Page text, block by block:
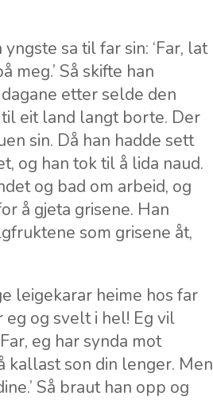
sa til far sin: ‘Far, lat
meg.’ Så skifte han
etter selde den
eit land langt borte. Der
sin. Då han hadde sett
og han tok til å lida naud.
og bad om arbeid, og
å gjeta grisene. Han
som grisene åt,
leigekarar heime hos far
og svelt i hel! Eg vil
eg har synda mot
kallast son din lenger. Men
Så braut han opp og